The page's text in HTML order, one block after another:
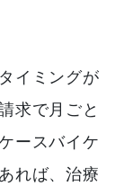
イミングが
求で月ごと
ースバイケ
れば、治療